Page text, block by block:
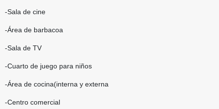
-Sala de cine
-Área de barbacoa
-Sala de TV
-Cuarto de juego para niños
-Área de cocina(interna y externa
-Centro comercial